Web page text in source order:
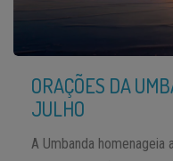
ORAÇÕES DA
JULHO
A Umbanda homenageia